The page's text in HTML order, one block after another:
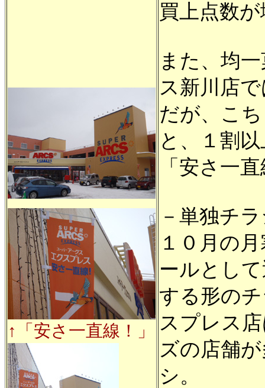
↑「安さ一直線！」
買上点数
また、均
ス新川店
だが、こ
と、１割
「安さ一
－単独チ
１０月の
ールとし
する形の
スプレス
ズの店舗
シ。